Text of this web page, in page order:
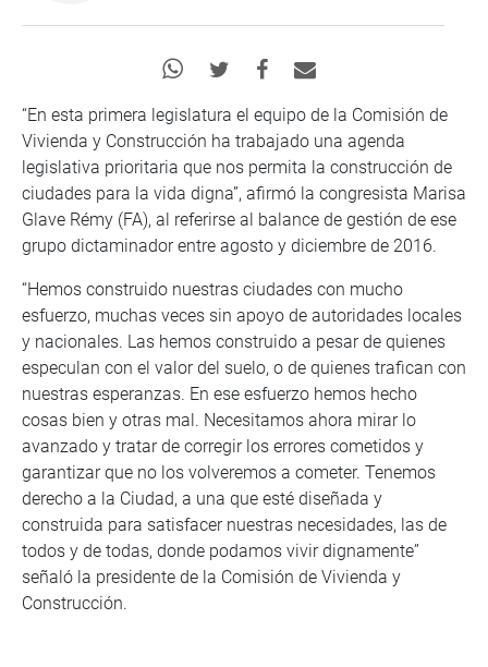
“En esta primera legislatura el equipo de la Comisión de
Vivienda y Construcción ha trabajado una agenda
legislativa prioritaria que nos permita la construcción de
ciudades para la vida digna”, afirmó la congresista Marisa
Glave Rémy (FA), al referirse al balance de gestión de ese
grupo dictaminador entre agosto y diciembre de 2016.
“Hemos construido nuestras ciudades con mucho
esfuerzo, muchas veces sin apoyo de autoridades locales
y nacionales. Las hemos construido a pesar de quienes
especulan con el valor del suelo, o de quienes trafican con
nuestras esperanzas. En ese esfuerzo hemos hecho
cosas bien y otras mal. Necesitamos ahora mirar lo
avanzado y tratar de corregir los errores cometidos y
garantizar que no los volveremos a cometer. Tenemos
derecho a la Ciudad, a una que esté diseñada y
construida para satisfacer nuestras necesidades, las de
todos y de todas, donde podamos vivir dignamente”
señaló la presidente de la Comisión de Vivienda y
Construcción.